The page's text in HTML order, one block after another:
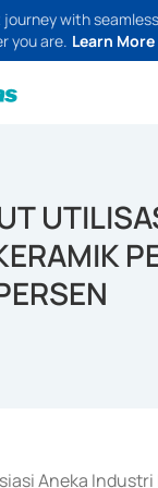
with
you are. Learn More
Aneka Industri